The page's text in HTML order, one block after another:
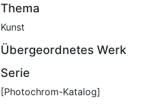
Thema
Kunst
Übergeordnetes Werk
Serie
[Photochrom-Katalog]